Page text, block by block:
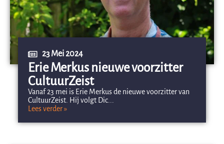
23 Mei 2024
Erie Merkus nieuwe voorzitter
CultuurZeist
Vanaf 23 mei is Erie Merkus de nieuwe voorzitter van
CultuurZeist. Hij volgt Dic...
Lees verder »